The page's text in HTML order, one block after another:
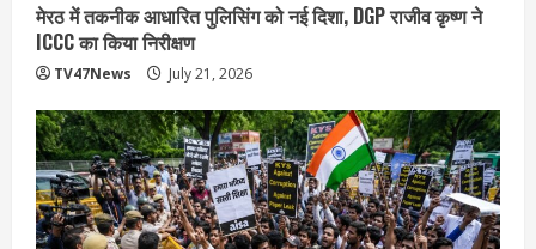
मेरठ में तकनीक आधारित पुलिसिंग को नई दिशा, DGP राजीव कृष्ण ने
ICCC का किया निरीक्षण
TV47News July 21, 2026